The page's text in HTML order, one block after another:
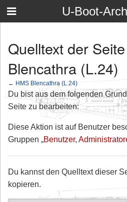
U-Boot-
Quelltext der
Blencathra (L.24)
← HMS Blencathra (L.24)
Du bist aus dem folgenden
Seite zu bearbeiten:
Diese Aktion ist auf Benutzer
Gruppen „Benutzer,
Du kannst den Quelltext dieser
kopieren.